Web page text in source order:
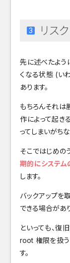
リス
先に述べたよう
くなる状態 (い
あります。
もちろんそれは
作によって起き
ってしまいがちな
そこではじめの
期的にシステム
します。
バックアップを
できる場合があ
といっても、復
root 権限を扱
す。